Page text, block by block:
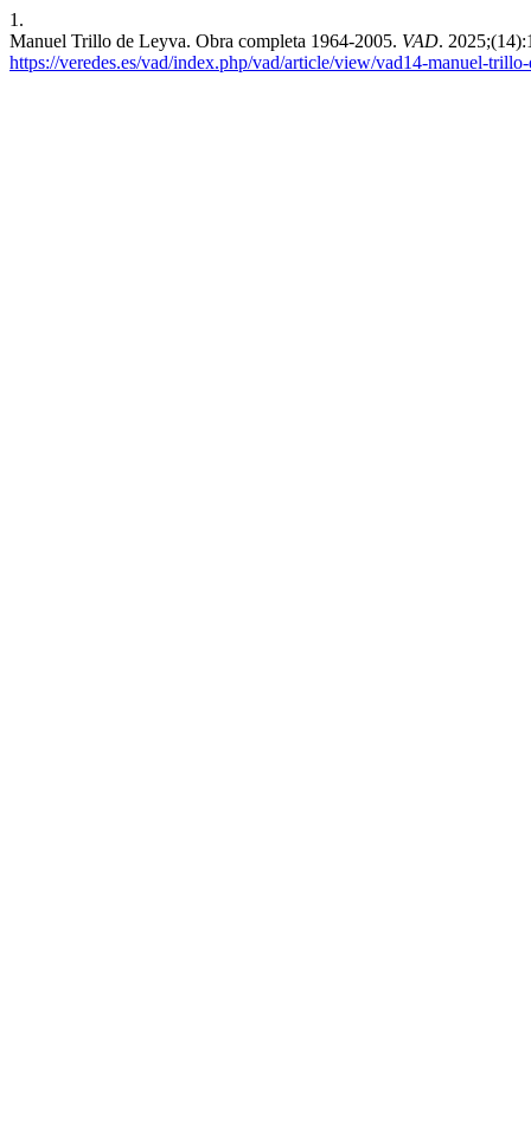
1.
Manuel Trillo de Leyva. Obra completa 1964-2005. VAD.
https://veredes.es/vad/index.php/vad/article/view/vad14-manuel-